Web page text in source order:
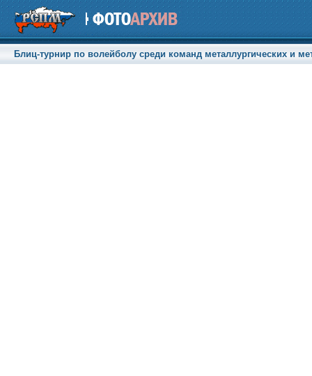
Блиц-турнир по волейболу среди команд металлургических и